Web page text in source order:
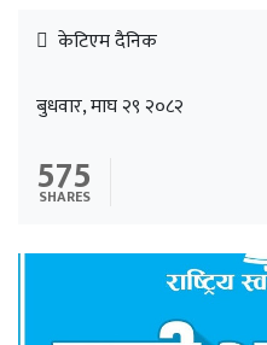
केटिएम दैनिक
बुधवार, माघ २९ २०८२
575
SHARES